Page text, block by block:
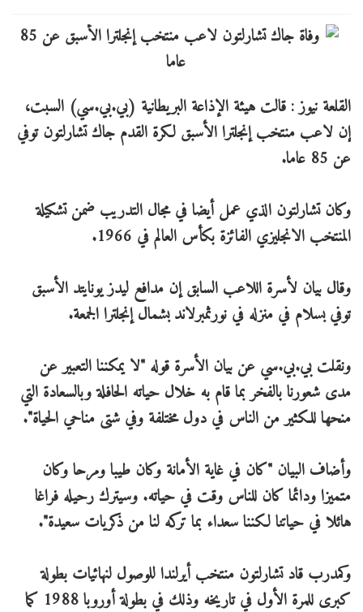
القلعة نيوز : قالت هيئة الإذاعة البريطانية (بي.بي.سي) السبت،
إن لاعب منتخب إنجلترا الأسبق لكرة القدم جاك تشارلتون توفي
عن 85 عاما.
وكان تشارلتون الذي عمل أيضا في مجال التدريب ضمن تشكيلة
المنتخب الانجليزي الفائزة بكأس العالم في 1966.
وقال بيان لأسرة اللاعب السابق إن مدافع ليدز يونايتد الأسبق
توفي بسلام في منزله في نورثمبرلاند بشمال إنجلترا الجمعة.
ونقلت بي.بي.سي عن بيان الأسرة قوله "لا يمكننا التعبير عن
مدى شعورنا بالفخر بما قام به خلال حياته الحافلة وبالسعادة التي
منحها للكثير من الناس في دول مختلفة وفي شتى مناحي الحياة".
وأضاف البيان "كان في غاية الأمانة وكان طيبا ومرحا وكان
متميزا ودائما كان للناس وقت في حياته. وسيترك رحيله فراغا
هائلا في حياتنا لكننا سعداء بما تركه لنا من ذكريات سعيدة".
وكمدرب قاد تشارلتون منتخب أيرلندا للوصول لنهائيات بطولة
كبرى للمرة الأول في تاريخه وذلك في بطولة أوروبا 1988 كما